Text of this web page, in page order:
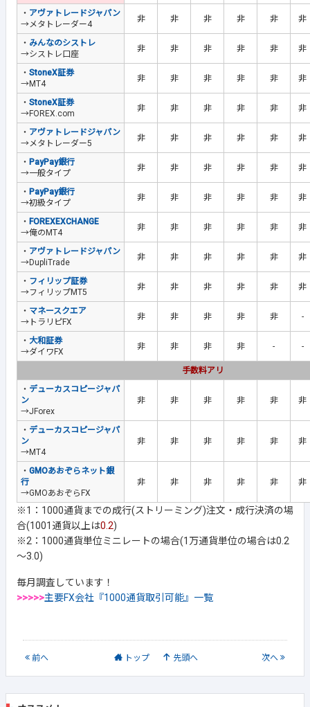
・ アヴァトレードジャパン
→メタトレーダー4
非 非 非 非 非 非
・ みんなのシストレ
→シストレ口座
非 非 非 非 非 非
・ StoneX証券
→MT4
非 非 非 非 非 非
・ StoneX証券
→FOREX.com
非 非 非 非 非 非
・ アヴァトレードジャパン
→メタトレーダー5
非 非 非 非 非 非
・ PayPay銀行
→一般タイプ
非 非 非 非 非 非
・ PayPay銀行
→初級タイプ
非 非 非 非 非 非
・ FOREXEXCHANGE
→俺のMT4
非 非 非 非 非 非
・ アヴァトレードジャパン
→DupliTrade
非 非 非 非 非 非
・ フィリップ証券
→フィリップMT5
非 非 非 非 非 非
・ マネースクエア
→トラリピFX
非 非 非 非 非 -
・ 大和証券
→ダイワFX
非 非 非 非 - -
手数料アリ
・ デューカスコピージャパ
ン
→JForex
非 非 非 非 非 非
・ デューカスコピージャパ
ン
→MT4
非 非 非 非 非 非
・ GMOあおぞらネット銀
行
→GMOあおぞらFX
非 非 非 非 非 非
※1：1000通貨までの成行(ストリーミング)注文・成行決済の場
合(1001通貨以上は0.2)
※2：1000通貨単位ミニレートの場合(1万通貨単位の場合は0.2
～3.0)
毎月調査しています！
>>>>>主要FX会社『1000通貨取引可能』一覧
前へ トップ 先頭へ 次へ